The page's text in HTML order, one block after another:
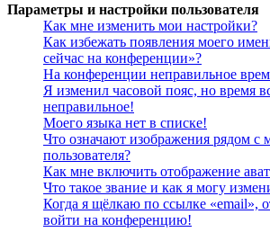
Параметры и настройки пользователя
Как мне изменить мои настройки?
Как избежать появления моего
сейчас на конференции»?
На конференции неправильное
Я изменил часовой пояс, но время
неправильное!
Моего языка нет в списке!
Что означают изображения рядом с
пользователя?
Как мне включить отображение
Что такое звание и как я могу
Когда я щёлкаю по ссылке «email»,
войти на конференцию!